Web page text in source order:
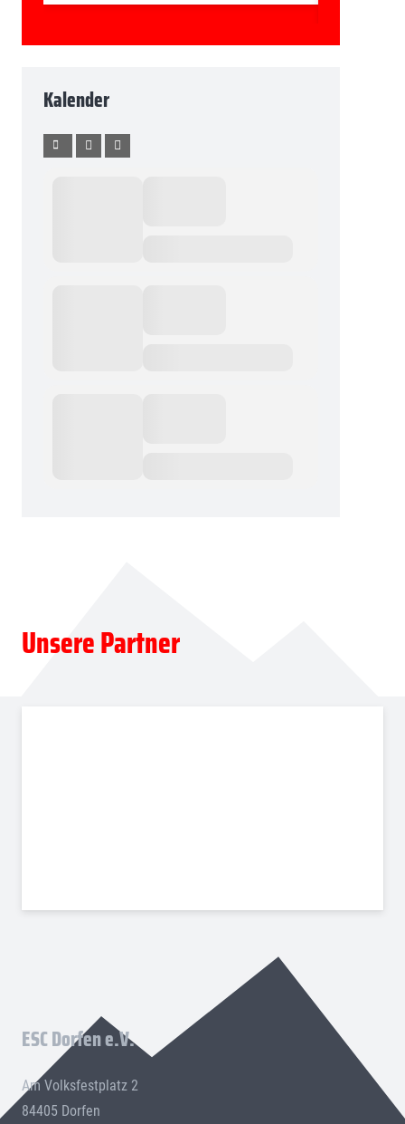
Kalender
Unsere Partner
ESC Dorfen e.V.
Am Volksfestplatz 2
84405 Dorfen